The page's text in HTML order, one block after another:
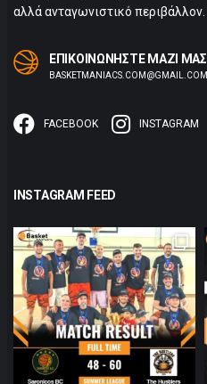
αλλά ανταγωνιστικό περιβάλλον.
ΕΠΙΚΟΙΝΩΝΗΣΤΕ ΜΑΖΙ ΜΑΣ
BASKETMANIACS.COM@GMAIL.COM
FACEBOOK INSTAGRAM
INSTAGRAM FEED